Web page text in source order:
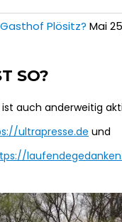
Plösitz? Mai
SO?
auch anderweitig
ultrapresse.de und